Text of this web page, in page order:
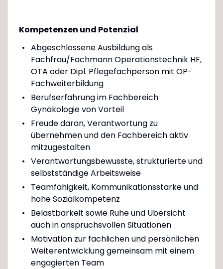
Kompetenzen und Potenzial
Abgeschlossene Ausbildung als
Fachfrau/Fachmann Operationstechnik HF,
OTA oder Dipl. Pflegefachperson mit OP-
Fachweiterbildung
Berufserfahrung im Fachbereich
Gynäkologie von Vorteil
Freude daran, Verantwortung zu
übernehmen und den Fachbereich aktiv
mitzugestalten
Verantwortungsbewusste, strukturierte und
selbstständige Arbeitsweise
Teamfähigkeit, Kommunikationsstärke und
hohe Sozialkompetenz
Belastbarkeit sowie Ruhe und Übersicht
auch in anspruchsvollen Situationen
Motivation zur fachlichen und persönlichen
Weiterentwicklung gemeinsam mit einem
engagierten Team